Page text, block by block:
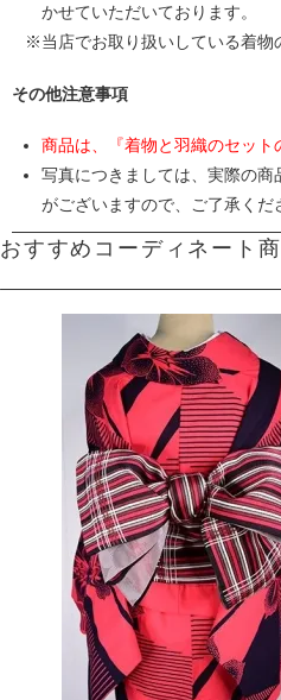
かせていただいております。
当店でお取り扱いしている着物
その他注意事項
商品は、『着物と羽織のセット
写真につきましては、実際の
がございますので、ご了承くだ
おすすめコーディネート